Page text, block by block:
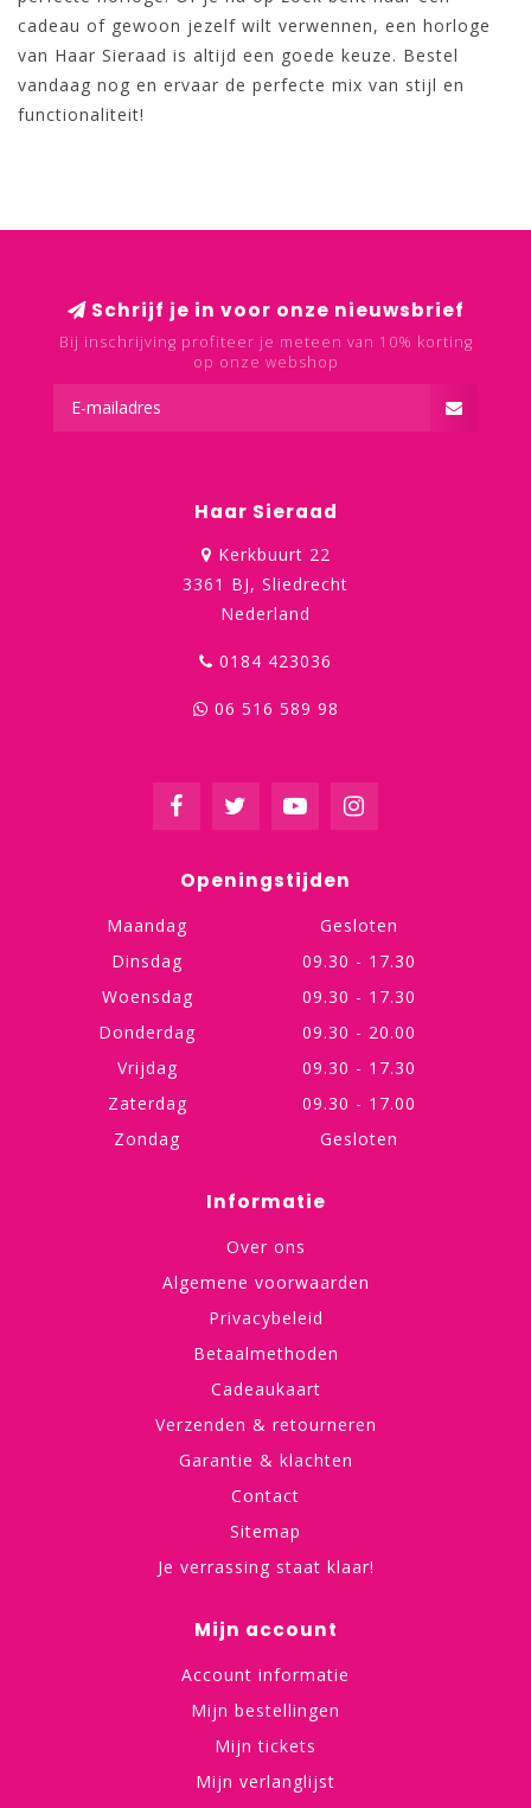
cadeau of gewoon jezelf wilt verwennen, een horloge
van Haar Sieraad is altijd een goede keuze. Bestel
vandaag nog en ervaar de perfecte mix van stijl en
functionaliteit!
Schrijf je in voor onze nieuwsbrief
Bij inschrijving profiteer je meteen van 10% korting
op onze webshop
Haar Sieraad
Kerkbuurt 22
3361 BJ, Sliedrecht
Nederland
0184 423036
06 516 589 98
Openingstijden
Maandag
Gesloten
Dinsdag
09.30 - 17.30
Woensdag
09.30 - 17.30
Donderdag
09.30 - 20.00
Vrijdag
09.30 - 17.30
Zaterdag
09.30 - 17.00
Zondag
Gesloten
Informatie
Over ons
Algemene voorwaarden
Privacybeleid
Betaalmethoden
Cadeaukaart
Verzenden & retourneren
Garantie & klachten
Contact
Sitemap
Je verrassing staat klaar!
Mijn account
Account informatie
Mijn bestellingen
Mijn tickets
Mijn verlanglijst